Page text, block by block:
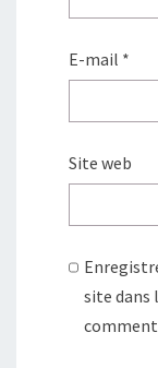
E-mail *
Site web
site dans